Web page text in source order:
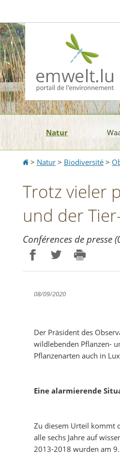
la
navigation
contenu
Natur
Accueil
> Natur > Biodiversité >
Trotz vieler
und der
Conférences de presse
08/09/2020
Der Präsident des
wildlebenden Pflanzen-
Pflanzenarten auch in
Eine alarmierende
Zu diesem Urteil kommt
alle sechs Jahre auf
2013-2018 wurden am